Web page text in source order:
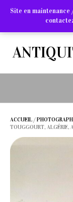
ACCUEIL /
TOUGGOURT, ALGÉRIE,
Site en maintenance